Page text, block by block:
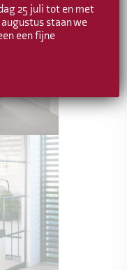
25 juli tot en met
staan we
een fijne